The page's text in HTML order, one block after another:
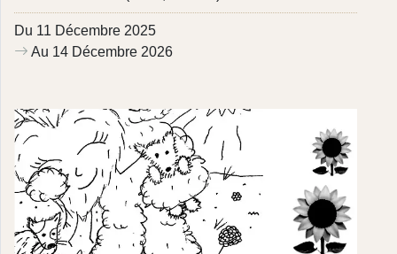
Du 11 Décembre 2025
Au 14 Décembre 2026